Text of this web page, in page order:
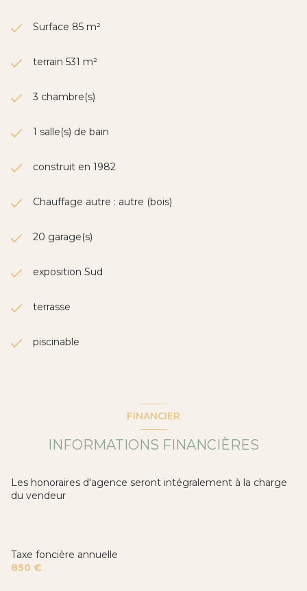
Surface 85 m²
terrain 531 m²
3 chambre(s)
1 salle(s) de bain
construit en 1982
Chauffage autre : autre (bois)
20 garage(s)
exposition Sud
terrasse
piscinable
FINANCIER
INFORMATIONS FINANCIÈRES
Les honoraires d'agence seront intégralement à la charge
du vendeur
Taxe foncière annuelle
850 €